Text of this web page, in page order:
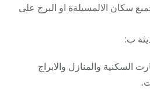
سكان الالمسيلةة او البرج على
ب:
السكنية والمنازل والابراج